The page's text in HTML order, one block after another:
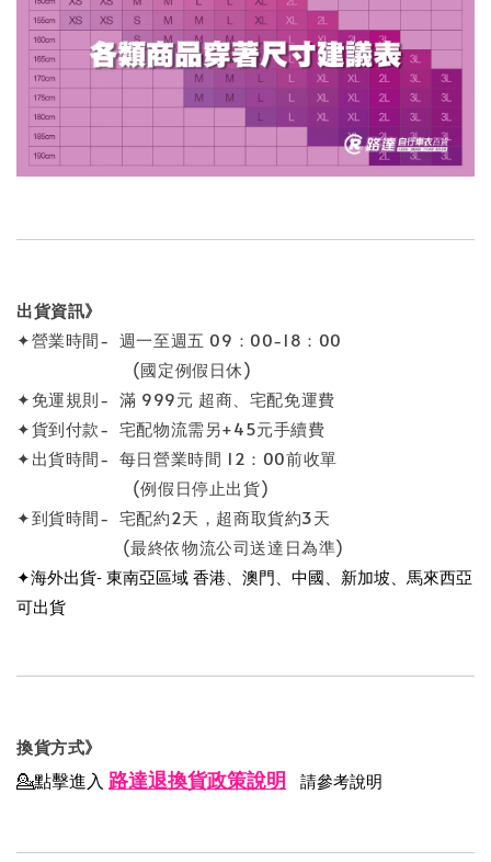
出貨資訊》
✦營業時間- 週一至週五 09：00-18：00
(國定例假日休)
✦免運規則- 滿 999元 超商、宅配免運費
✦貨到付款- 宅配物流需另+45元手續費
✦出貨時間- 每日營業時間 12：00前收單
(例假日停止出貨)
✦到貨時間- 宅配約2天，超商取貨約3天
(最終依物流公司送達日為準)
✦海外出貨- 東南亞區域 香港、澳門、中國、新加坡、馬來西亞
可出貨
換貨方式》
💁點擊進入 路達退換貨政策說明 請參考說明